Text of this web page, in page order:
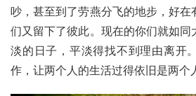
吵，甚至到了劳燕分飞的地步，好
们又留下了彼此。现在的你们就如
淡的日子，平淡得找不到理由离开
作，让两个人的生活过得依旧是两个